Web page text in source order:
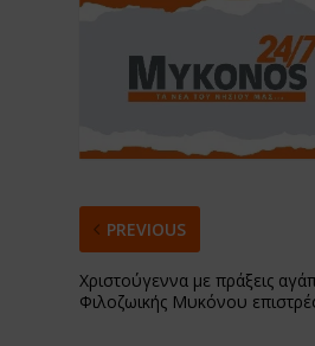
PREVIOUS
Χριστούγεννα με πράξεις
Φιλοζωικής Μυκόνου